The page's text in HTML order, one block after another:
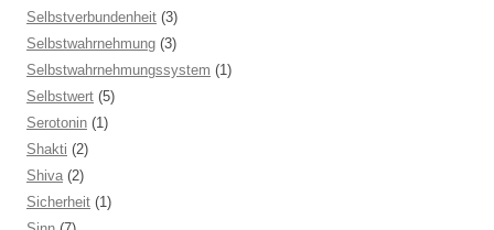
Selbstverbundenheit (3)
Selbstwahrnehmung (3)
Selbstwahrnehmungssystem (1)
Selbstwert (5)
Serotonin (1)
Shakti (2)
Shiva (2)
Sicherheit (1)